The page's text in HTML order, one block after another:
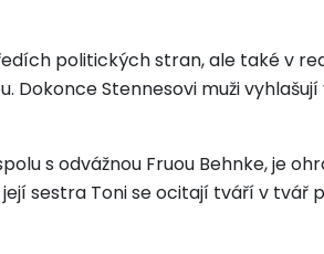
politických stran, ale také v
Stennesovi muži
s odvážnou Fruou Behnke, je
sestra Toni se ocitají tváří v tvář